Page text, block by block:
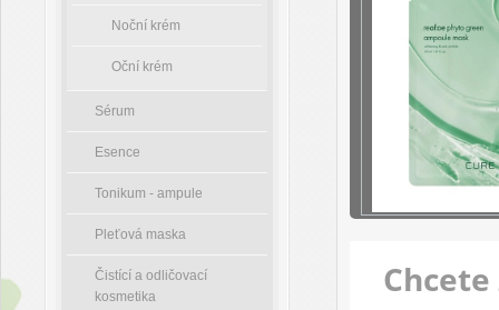
Noční krém
Oční krém
Sérum
Esence
Tonikum - ampule
Pleťová maska
Čistící a odličovací
kosmetika